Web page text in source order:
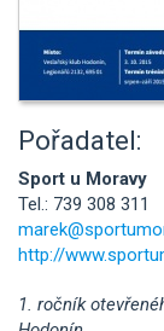
Pořadatel:
Sport u Moravy
Tel.: 739 308 311
http://
1. ročník